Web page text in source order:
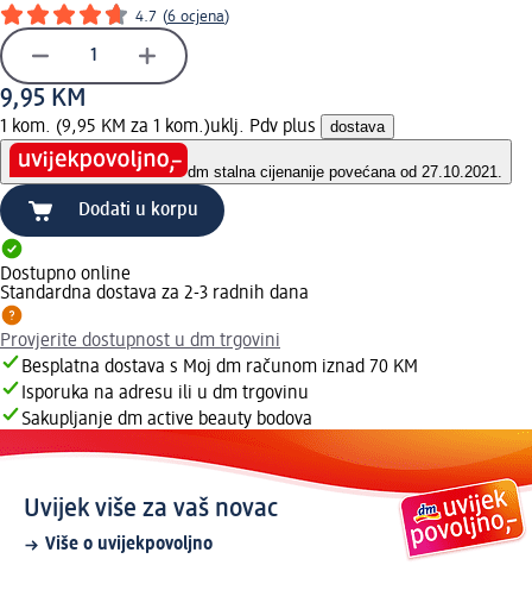
4.7 (6 ocjena)
9,95 KM
1 kom. (9,95 KM za 1 kom.)uklj. Pdv plus dostava
dm stalna cijenanije povećana od 27.10.2021.
Dodati u korpu
Dostupno online
Standardna dostava za 2-3 radnih dana
Provjerite dostupnost u dm trgovini
Besplatna dostava s Moj dm računom iznad 70 KM
Isporuka na adresu ili u dm trgovinu
Sakupljanje dm active beauty bodova
Uvijek više za vaš novac
Više o uvijekpovoljno